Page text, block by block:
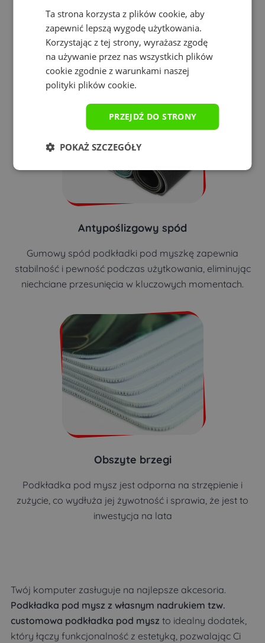
Wyraźna tekstura podkładki pod mysz
zapewnia
doskonałe działanie myszekniezależnie od rodzaju
czujnika.
Antypoślizgowy spód
Gumowy spód podkładki pod myszkę zapewnia
stabilność i pewność podczas użytkowania, eliminując
niechciane przesunięcia w kluczowych momentach.
Obszyte brzegi
Podkładka pod mysz jest odporna na strzępienie i
zużycie, co wydłuża jej żywotność i sprawia, że jest to
inwestycja na lata
Twój komputer zasługuje na najlepsze akcesoria.
Podkładka pod mysz z własnym nadrukiem tzw.
customowa podkładka pod mysz to idealny dodatek,
który łączy funkcjonalność z estetyką, pozwalając Ci
Ta strona korzysta z plików cookie, aby
zapewnić lepszą wygodę użytkowania.
Korzystając z tej strony, wyrażasz zgodę
na używanie przez nas wszystkich plików
cookie zgodnie z warunkami naszej
polityki plików cookie.
PRZEJDŹ DO STRONY
POKAŻ SZCZEGÓŁY